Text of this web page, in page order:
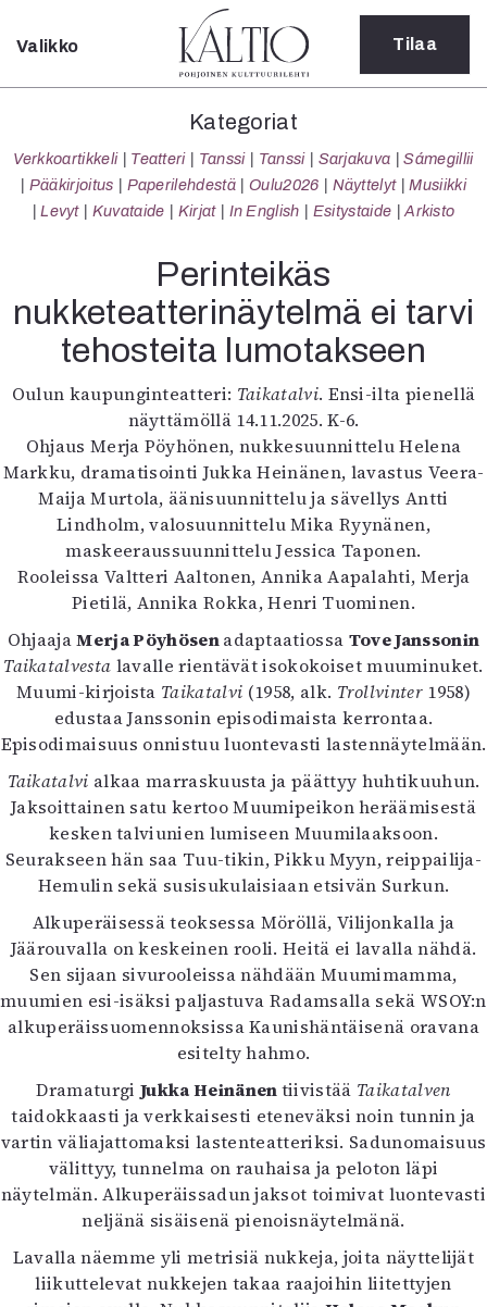
Sulje
Kategoriat
Verkkoartikkeli
Teatteri
Tanssi
Sarjakuva
Sámegillii
Pääkirjoitus
Paperilehdestä
Oulu2026
Näyttelyt
Musiikki
Levyt
Kuvataide
Kirjat
In English
Esitystaide
Arkisto
Lehdet
4/2026
2–3/2026
1/2026
6/2025
5/2025 saame
5/2025
Lehtiarkisto
Info
Tilaus ja irtonumerot
Yhteistyössä
Toimitus
Mediatiedot
Kaltio ry
Valikko Tilaa
Kategoriat
Verkkoartikkeli Teatteri Tanssi Tanssi Sarjakuva
Sámegillii
Pääkirjoitus
Paperilehdestä Oulu2026 Näyttelyt
Musiikki
Levyt
Kuvataide Kirjat In English Esitystaide Arkisto
Perinteikäs
nukketeatterinäytelmä ei tarvi
tehosteita lumotakseen
Oulun kaupunginteatteri: Taikatalvi. Ensi-ilta pienellä
näyttämöllä 14.11.2025. K-6.
Ohjaus Merja Pöyhönen, nukkesuunnittelu Helena
Markku, dramatisointi Jukka Heinänen, lavastus Veera-
Maija Murtola, äänisuunnittelu ja sävellys Antti
Lindholm, valosuunnittelu Mika Ryynänen,
maskeeraussuunnittelu Jessica Taponen.
Rooleissa Valtteri Aaltonen, Annika Aapalahti, Merja
Pietilä, Annika Rokka, Henri Tuominen.
OhjaajaMerja Pöyhösenadaptaatiossa Tove Janssonin
Taikatalvesta lavalle rientävät isokokoiset muuminuket.
Muumi-kirjoista Taikatalvi (1958, alk. Trollvinter 1958)
edustaa Janssonin episodimaista kerrontaa.
Episodimaisuus onnistuu luontevasti lastennäytelmään.
Taikatalvi alkaa marraskuusta ja päättyy huhtikuuhun.
Jaksoittainen satu kertoo Muumipeikon heräämisestä
kesken talviunien lumiseen Muumilaaksoon.
Seurakseen hän saa Tuu-tikin, Pikku Myyn, reippailija-
Hemulin sekä susisukulaisiaan etsivän Surkun.
Alkuperäisessä teoksessa Möröllä, Vilijonkalla ja
Jäärouvalla on keskeinen rooli. Heitä ei lavalla nähdä.
Sen sijaan sivurooleissa nähdään Muumimamma,
muumien esi-isäksi paljastuva Radamsalla sekä WSOY:n
alkuperäissuomennoksissa Kaunishäntäisenä oravana
esitelty hahmo.
Dramaturgi Jukka Heinänentiivistää Taikatalven
taidokkaasti ja verkkaisesti eteneväksi noin tunnin ja
vartin väliajattomaksi lastenteatteriksi. Sadunomaisuus
välittyy, tunnelma on rauhaisa ja peloton läpi
näytelmän. Alkuperäissadun jaksot toimivat luontevasti
neljänä sisäisenä pienoisnäytelmänä.
Lavalla näemme yli metrisiä nukkeja, joita näyttelijät
liikuttelevat nukkejen takaa raajoihin liitettyjen